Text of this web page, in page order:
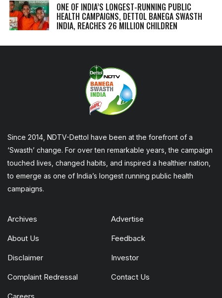
ONE OF INDIA’S LONGEST-RUNNING PUBLIC
HEALTH CAMPAIGNS, DETTOL BANEGA SWASTH
INDIA, REACHES 26 MILLION CHILDREN
Since 2014, NDTV-Dettol have been at the forefront of a
‘Swasth’ change. For over ten remarkable years, the campaign
touched lives, changed habits, and inspired a healthier nation,
to emerge as one of India’s longest running public health
campaigns.
Archives Advertise
About Us Feedback
Disclaimer Investor
Complaint Redressal Contact Us
Careers